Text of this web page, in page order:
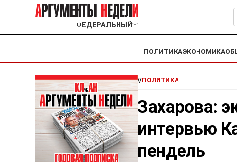
ФЕДЕРАЛЬНЫЙ ﹀
ПОЛИТИКАЭКОНОМИКА
//ПОЛИТИКА
Захарова:
интервью
пендель